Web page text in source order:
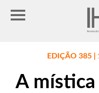
EDIÇÃO 385 |
A